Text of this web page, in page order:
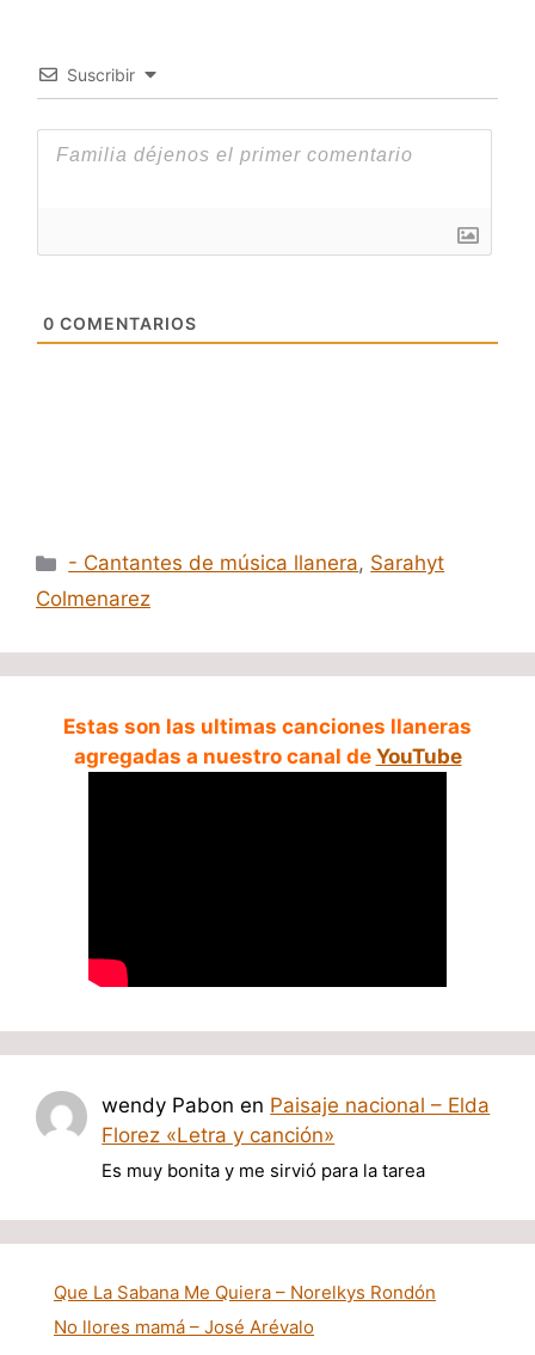
Suscribir
0 COMENTARIOS
Categorías
- Cantantes de música llanera, Sarahyt
Colmenarez
Estas son las ultimas canciones llaneras
agregadas a nuestro canal de YouTube
wendy Pabon en Paisaje nacional – Elda
Florez «Letra y canción»
Es muy bonita y me sirvió para la tarea
Que La Sabana Me Quiera – Norelkys Rondón
No llores mamá – José Arévalo